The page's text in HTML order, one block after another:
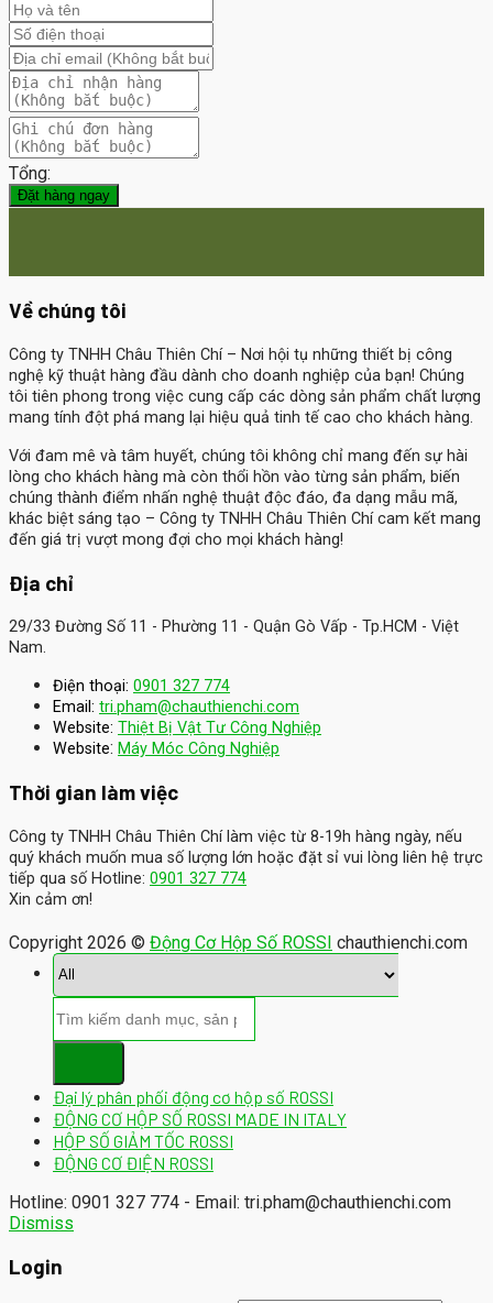
Tổng:
Đặt hàng ngay
Về chúng tôi
Công ty TNHH Châu Thiên Chí– Nơi hội tụ những thiết bị công
nghệ kỹ thuật hàng đầu dành cho doanh nghiệp của bạn! Chúng
tôi tiên phong trong việc cung cấp các dòng sản phẩm chất lượng
mang tính đột phá mang lại hiệu quả tinh tế cao cho khách hàng.
Với đam mê và tâm huyết, chúng tôi không chỉ mang đến sự hài
lòng cho khách hàng mà còn thổi hồn vào từng sản phẩm, biến
chúng thành điểm nhấn nghệ thuật độc đáo, đa dạng mẫu mã,
khác biệt sáng tạo – Công ty TNHH Châu Thiên Chí cam kết mang
đến giá trị vượt mong đợi cho mọi khách hàng!
Địa chỉ
29/33 Đường Số 11 - Phường 11 - Quận Gò Vấp - Tp.HCM - Việt
Nam.
Điện thoại: 0901 327 774
Email: tri.pham@chauthienchi.com
Website: Thiệt Bị Vật Tư Công Nghiệp
Website: Máy Móc Công Nghiệp
Thời gian làm việc
Công ty TNHH Châu Thiên Chí làm việc từ 8-19h hàng ngày, nếu
quý khách muốn mua số lượng lớn hoặc đặt sỉ vui lòng liên hệ trực
tiếp qua số Hotline: 0901 327 774
Xin cảm ơn!
Copyright 2026 © Động Cơ Hộp Số ROSSI chauthienchi.com
Đại lý phân phối động cơ hộp số ROSSI
ĐỘNG CƠ HỘP SỐ ROSSI MADE IN ITALY
HỘP SỐ GIẢM TỐC ROSSI
ĐỘNG CƠ ĐIỆN ROSSI
Hotline: 0901 327 774 - Email: tri.pham@chauthienchi.com
Dismiss
Login